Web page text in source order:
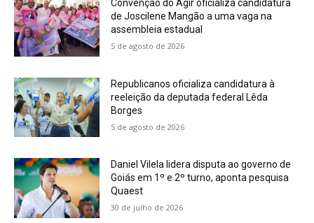
Convenção do Agir oficializa candidatura
de Joscilene Mangão a uma vaga na
assembleia estadual
5 de agosto de 2026
Republicanos oficializa candidatura à
reeleição da deputada federal Lêda
Borges
5 de agosto de 2026
Daniel Vilela lidera disputa ao governo de
Goiás em 1º e 2º turno, aponta pesquisa
Quaest
30 de julho de 2026